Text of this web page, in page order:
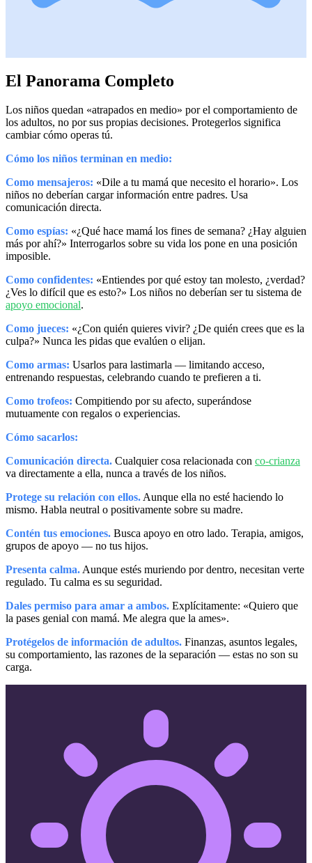
El Panorama Completo
Los niños quedan «atrapados en medio» por el comportamiento de
los adultos, no por sus propias decisiones. Protegerlos significa
cambiar cómo operas tú.
Cómo los niños terminan en medio:
Como mensajeros: «Dile a tu mamá que necesito el horario». Los
niños no deberían cargar información entre padres. Usa
comunicación directa.
Como espías: «¿Qué hace mamá los fines de semana? ¿Hay alguien
más por ahí?» Interrogarlos sobre su vida los pone en una posición
imposible.
Como confidentes: «Entiendes por qué estoy tan molesto, ¿verdad?
¿Ves lo difícil que es esto?» Los niños no deberían ser tu sistema de
apoyo emocional.
Como jueces: «¿Con quién quieres vivir? ¿De quién crees que es la
culpa?» Nunca les pidas que evalúen o elijan.
Como armas: Usarlos para lastimarla — limitando acceso,
entrenando respuestas, celebrando cuando te prefieren a ti.
Como trofeos: Compitiendo por su afecto, superándose
mutuamente con regalos o experiencias.
Cómo sacarlos:
Comunicación directa. Cualquier cosa relacionada con co-crianza
va directamente a ella, nunca a través de los niños.
Protege su relación con ellos.Aunque ella no esté haciendo lo
mismo. Habla neutral o positivamente sobre su madre.
Contén tus emociones. Busca apoyo en otro lado. Terapia, amigos,
grupos de apoyo — no tus hijos.
Presenta calma.Aunque estés muriendo por dentro, necesitan verte
regulado. Tu calma es su seguridad.
Dales permiso para amar a ambos. Explícitamente: «Quiero que
la pases genial con mamá. Me alegra que la ames».
Protégelos de información de adultos. Finanzas, asuntos legales,
su comportamiento, las razones de la separación — estas no son su
carga.